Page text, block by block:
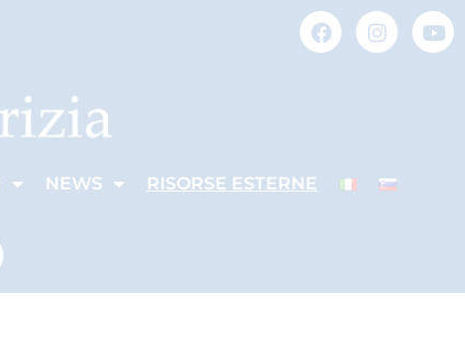
NEWS RISORSE ESTERNE